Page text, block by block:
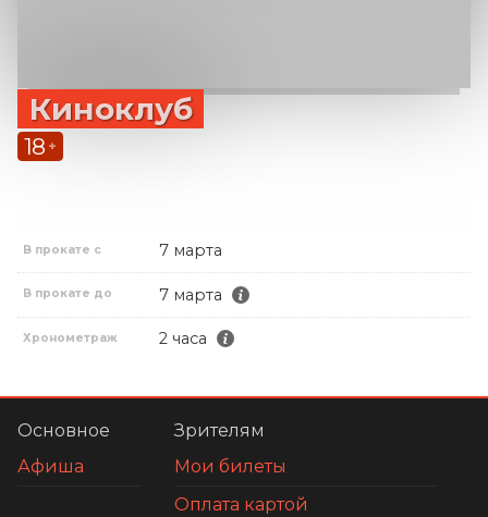
Киноклуб
18 +
В прокате с 7 марта
В прокате до 7 марта
Хронометраж 2 часа
Основное
Афиша
Зрителям
Мои билеты
Оплата картой